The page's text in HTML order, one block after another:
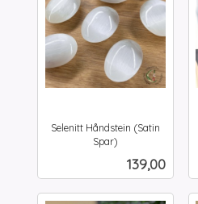
Selenitt Håndstein (Satin
Spar)
Pris
139,00